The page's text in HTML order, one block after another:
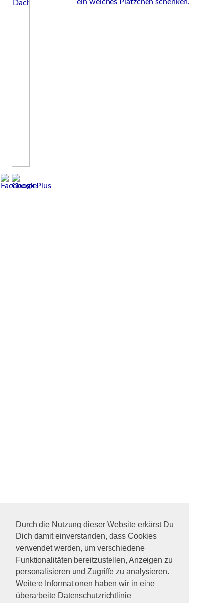
Durch die Nutzung dieser Website erkärst Du
Dich damit einverstanden, dass Cookies
verwendet werden, um verschiedene
Funktionalitäten bereitzustellen, Anzeigen zu
personalisieren und Zugriffe zu analysieren.
Weitere Informationen haben wir in eine
überarbeite Datenschutzrichtlinie
ein weiches Plätzchen schenken.